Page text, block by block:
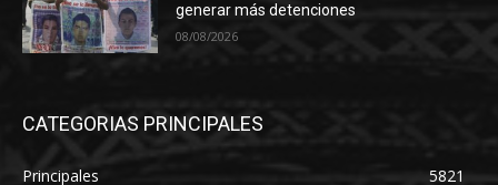
generar más detenciones
08/08/2026
CATEGORIAS PRINCIPALES
Principales
5821